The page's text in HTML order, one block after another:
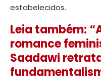
estabelecidos.
Leia também:
romance
Saadawi